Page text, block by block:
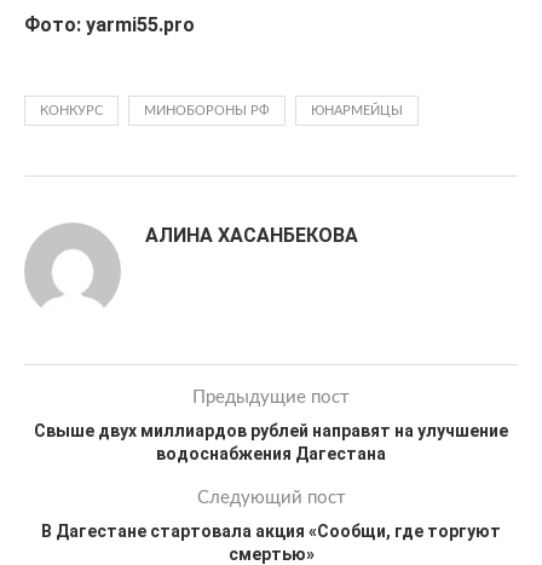
Фото: yarmi55.pro
КОНКУРС МИНОБОРОНЫ РФ ЮНАРМЕЙЦЫ
АЛИНА ХАСАНБЕКОВА
Предыдущие пост
Свыше двух миллиардов рублей направят на улучшение
водоснабжения Дагестана
Следующий пост
В Дагестане стартовала акция «Сообщи, где торгуют
смертью»